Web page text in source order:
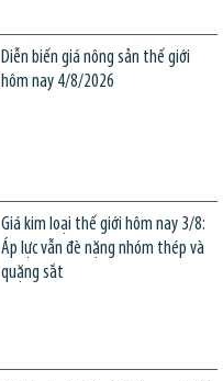
Diễn biến giá nông sản thế giới
hôm nay 4/8/2026
Giá kim loại thế giới hôm nay 3/8:
Áp lực vẫn đè nặng nhóm thép và
quặng sắt